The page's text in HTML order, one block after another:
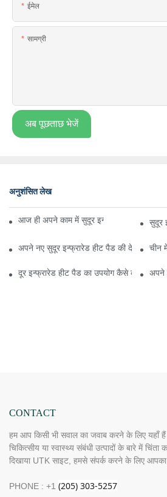
ईमेल
सामग्री
अब पूछताछ भेजें
अनुशंसित लेख
आज ही अपने काम में सुदूर इन्फ्रारेड हीट पैडसुदूर
अपने नए सुदूर इन्फ्रारेड हीट पैड की देखभालचीन
दूर इन्फ्रारेड हीट पैड का उपयोग कैसे करें: 5 मुख्य
अपने
CONTACT
हम आप किसी भी सवाल का जवाब करने के लिए यहाँ हैं
चिकित्सीय या स्वास्थ्य संबंधी उत्पादों के बारे में चिंता
दिखाया UTK साइट, हमसे संपर्क करने के लिए आपका
PHONE : +1